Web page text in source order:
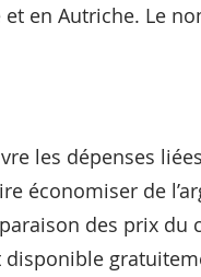
en Autriche. Le
les dépenses
économiser de
des prix du